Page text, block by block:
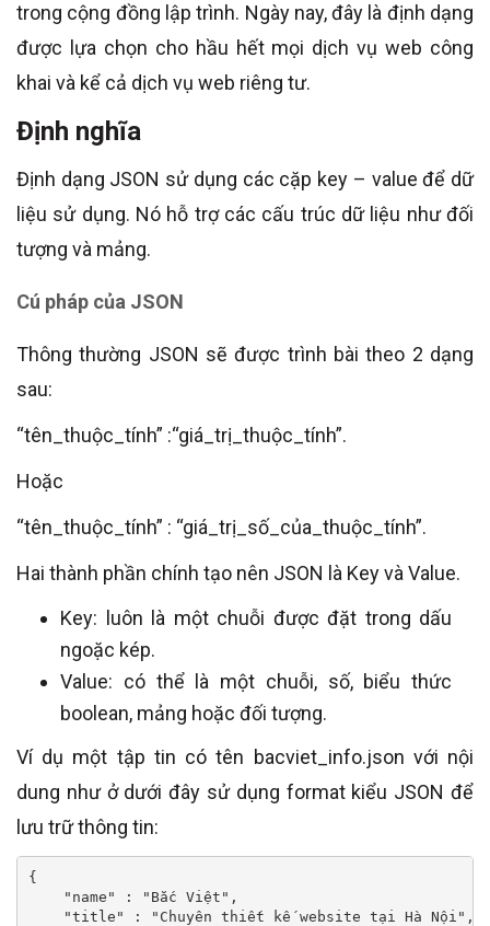
trong cộng đồng lập trình. Ngày nay, đây là định dạng
được lựa chọn cho hầu hết mọi dịch vụ web công
khai và kể cả dịch vụ web riêng tư.
Định nghĩa
Định dạng JSON sử dụng các cặp key – value để dữ
liệu sử dụng. Nó hỗ trợ các cấu trúc dữ liệu như đối
tượng và mảng.
Cú pháp của JSON
Thông thường JSON sẽ được trình bài theo 2 dạng
sau:
“tên_thuộc_tính” :“giá_trị_thuộc_tính”.
Hoặc
“tên_thuộc_tính” : “giá_trị_số_của_thuộc_tính”.
Hai thành phần chính tạo nên JSON là Key và Value.
Key: luôn là một chuỗi được đặt trong dấu
ngoặc kép.
Value: có thể là một chuỗi, số, biểu thức
boolean, mảng hoặc đối tượng.
Ví dụ một tập tin có tên bacviet_info.json với nội
dung như ở dưới đây sử dụng format kiểu JSON để
lưu trữ thông tin:
{
    "name" : "Bắc Việt",
    "title" : "Chuyên thiết kế website tại Hà Nội",